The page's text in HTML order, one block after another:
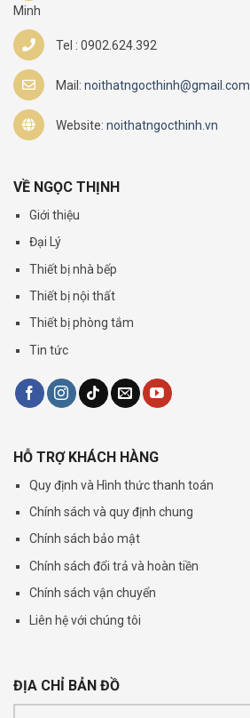
Minh
Tel : 0902.624.392
Mail: noithatngocthinh@gmail.com
Website: noithatngocthinh.vn
VỀ NGỌC THỊNH
Giới thiệu
Đại Lý
Thiết bị nhà bếp
Thiết bị nội thất
Thiết bị phòng tắm
Tin tức
HỖ TRỢ KHÁCH HÀNG
Quy định và Hình thức thanh toán
Chính sách và quy định chung
Chính sách bảo mật
Chính sách đổi trả và hoàn tiền
Chính sách vận chuyển
Liên hệ với chúng tôi
ĐỊA CHỈ BẢN ĐỒ